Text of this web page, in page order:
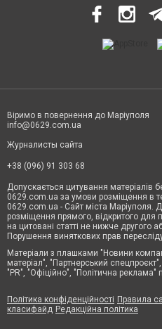
Віримо в повернення до Маріуполя
info@0629.com.ua
Журналисты сайта
+38 (096) 91 303 68
Допускається цитування матеріалів
0629.com.ua за умови розміщення в
0629.com.ua - Сайт міста Маріуполя.
розміщення прямого, відкритого для
на цитовані статті не нижче другого
Порушення виняткових прав
Матеріали з плашками "Новини
матеріал", "Партнерський
"PR", "Офіційно", "Політична реклама"
Політика конфіденційності Правила
класифайд Редакційна політика